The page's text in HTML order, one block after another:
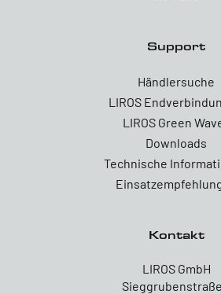
Support
Händlersuche
LIROS
LIROS Green
Downloads
Technische
Kontakt
LIROS GmbH